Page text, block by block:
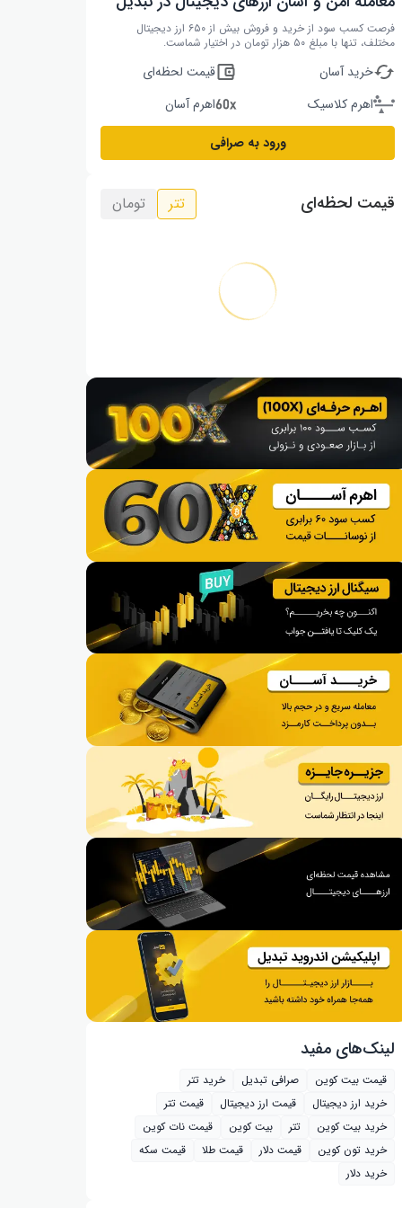
فرصت کسب سود از خرید و فروش بیش از ۶۵۰ ارز دیجیتال
مختلف، تنها با مبلغ ۵۰ هزار تومان در اختیار شماست.
خرید آسان
قیمت لحظه‌ای
اهرم کلاسیک
اهرم آسان
ورود به صرافی
قیمت لحظه‌ای تتر تومان
لینک‌های مفید
قیمت بیت کوین صرافی تبدیل
خرید تتر
خرید ارز دیجیتال
قیمت ارز دیجیتال
قیمت تتر
خرید بیت‌ کوین
تتر بیت کوین
قیمت نات کوین
خرید تون کوین
قیمت دلار قیمت طلا
قیمت سکه
خرید دلار